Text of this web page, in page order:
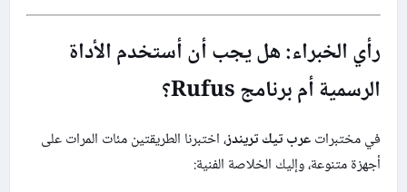
رأي الخبراء: هل يجب أن أستخدم الأداة
الرسمية أم برنامج Rufus؟
في مختبراتعرب تيك تريندز، اختبرنا الطريقتين مئات المرات على
أجهزة متنوعة، وإليك الخلاصة الفنية: